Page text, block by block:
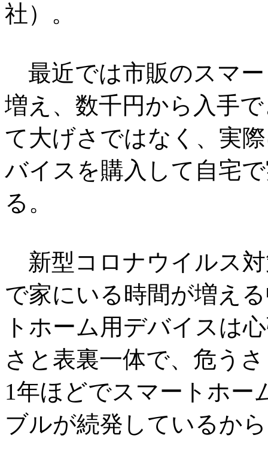
社）。
最近では市販のスマ
増え、数千円から入手
て大げさではなく、実
バイスを購入して自宅
る。
新型コロナウイルス
で家にいる時間が増え
トホーム用デバイスは
さと表裏一体で、危う
1年ほどでスマートホー
ブルが続発しているか